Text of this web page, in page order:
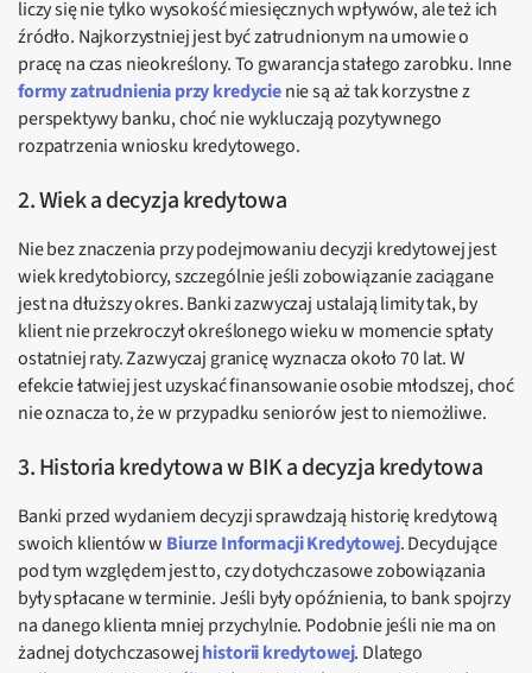
liczy się nie tylko wysokość miesięcznych wpływów, ale też ich
źródło. Najkorzystniej jest być zatrudnionym na umowie o
pracę na czas nieokreślony. To gwarancja stałego zarobku. Inne
formy zatrudnienia przy kredycienie są aż tak korzystne z
perspektywy banku, choć nie wykluczają pozytywnego
rozpatrzenia wniosku kredytowego.
2. Wiek a decyzja kredytowa
Nie bez znaczenia przy podejmowaniu decyzji kredytowej jest
wiek kredytobiorcy, szczególnie jeśli zobowiązanie zaciągane
jest na dłuższy okres. Banki zazwyczaj ustalają limity tak, by
klient nie przekroczył określonego wieku w momencie spłaty
ostatniej raty. Zazwyczaj granicę wyznacza około 70 lat. W
efekcie łatwiej jest uzyskać finansowanie osobie młodszej, choć
nie oznacza to, że w przypadku seniorów jest to niemożliwe.
3. Historia kredytowa w BIK a decyzja kredytowa
Banki przed wydaniem decyzji sprawdzają historię kredytową
swoich klientów w Biurze Informacji Kredytowej. Decydujące
pod tym względem jest to, czy dotychczasowe zobowiązania
były spłacane w terminie. Jeśli były opóźnienia, to bank spojrzy
na danego klienta mniej przychylnie. Podobnie jeśli nie ma on
żadnej dotychczasowejhistorii kredytowej. Dlatego